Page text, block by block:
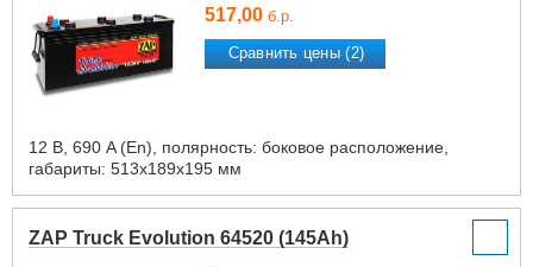
517,00 б.р.
Сравнить цены (2)
12 В, 690 A (En), полярность: боковое расположение,
габариты: 513х189х195 мм
ZAP Truck Evolution 64520 (145Ah)